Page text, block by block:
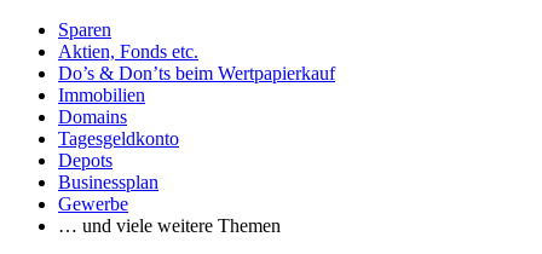
Sparen
Aktien, Fonds etc.
Do’s & Don’ts beim Wertpapierkauf
Immobilien
Domains
Tagesgeldkonto
Depots
Businessplan
Gewerbe
… und viele weitere Themen